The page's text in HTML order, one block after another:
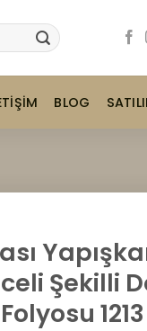
BLOG
Şekilli
1213